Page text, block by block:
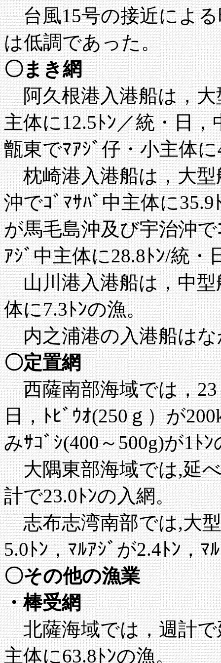
台風15号の接近による
は低調であった。
〇まき網
阿久根港入港船は，大
主体に12.5ﾄﾝ／統・日，
甑東でﾏｱｼﾞ仔・小主体
枕崎港入港船は，大
沖でｺﾞﾏｻﾊﾞ中主体に
が馬毛島沖及び宇治沖
ｱｼﾞ中主体に28.8ﾄﾝ/統・
山川港入港船は，中型
体に7.3ﾄﾝの漁。
内之浦港の入港船はな
〇定置網
西薩南部海域では，23
日，ﾄﾋﾞｳｵ(250ｇ）が
みｻｺﾞｼ(400～500g)が1ﾄ
大隅東部海域では,延
計で23.0ﾄﾝの入網。
志布志湾南部では,大型
5.0ﾄﾝ，ﾏﾙｱｼﾞが2.4ﾄﾝ，ﾏ
〇その他の漁業
・棒受網
北薩海域では，週計で
主体に63.8ﾄﾝの漁。